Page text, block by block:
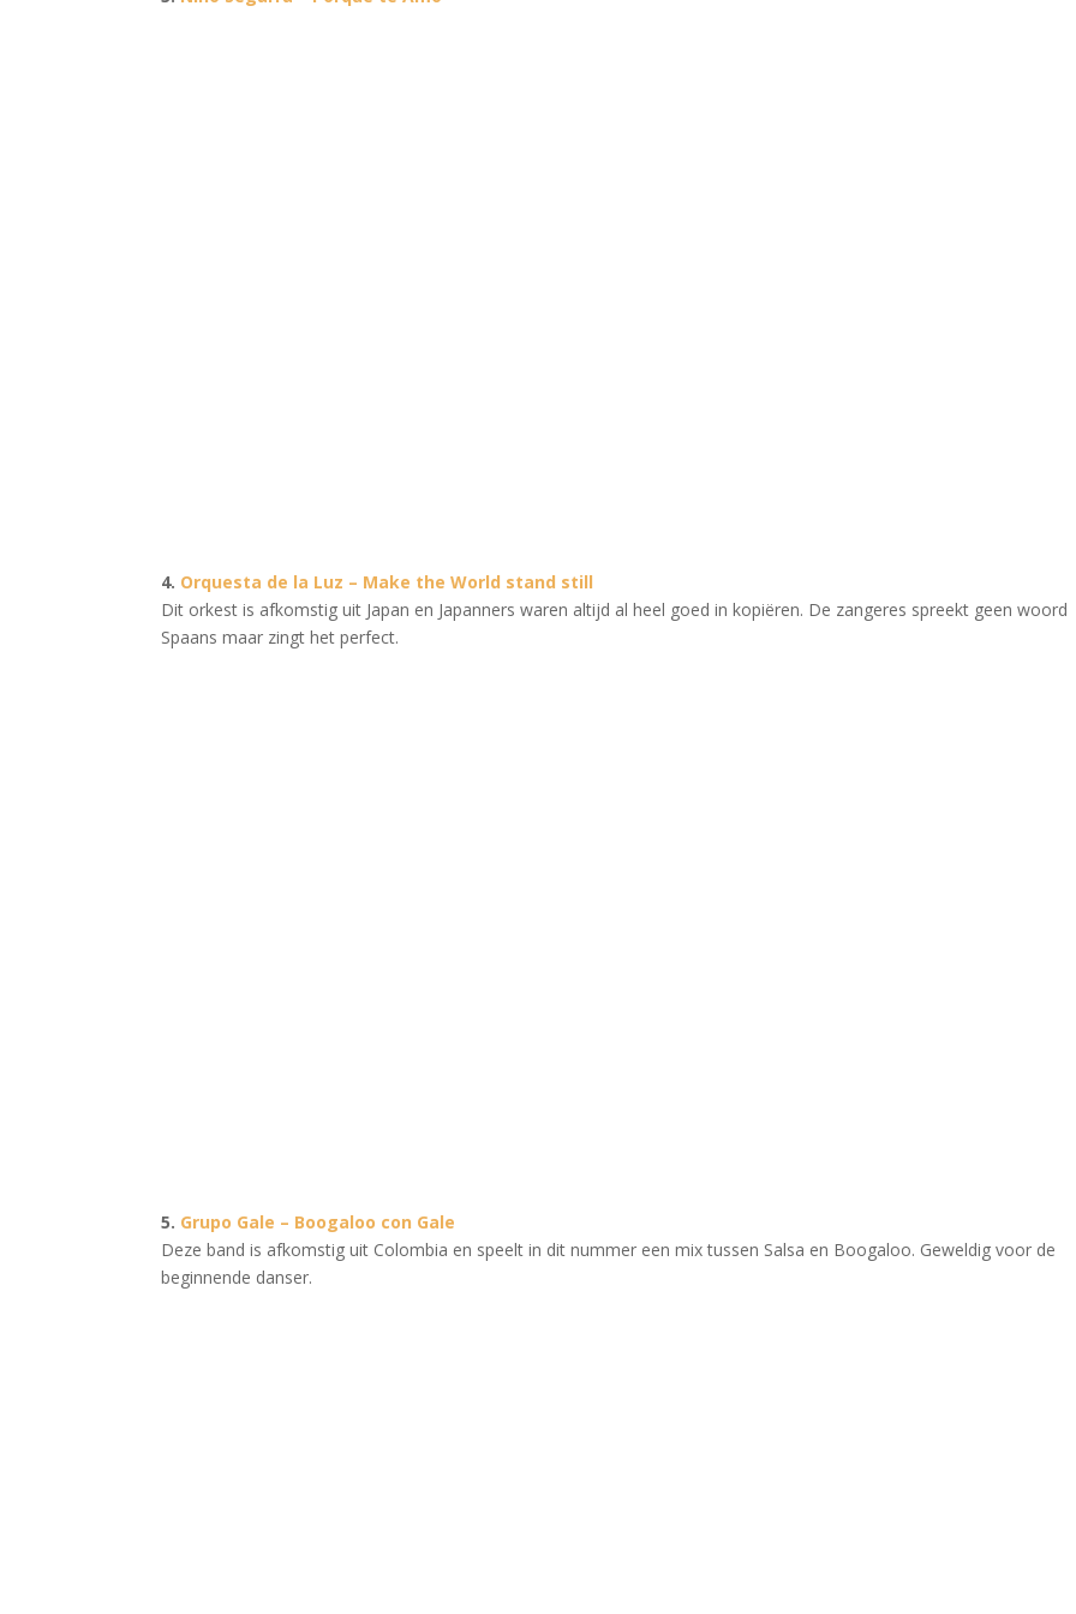
4. Orquesta de la Luz – Make the World stand still
Dit orkest is afkomstig uit Japan en Japanners waren altijd al heel goed in kopiëren. De zangeres spreekt geen woord
Spaans maar zingt het perfect.
5. Grupo Gale – Boogaloo con Gale
Deze band is afkomstig uit Colombia en speelt in dit nummer een mix tussen Salsa en Boogaloo. Geweldig voor de
beginnende danser.